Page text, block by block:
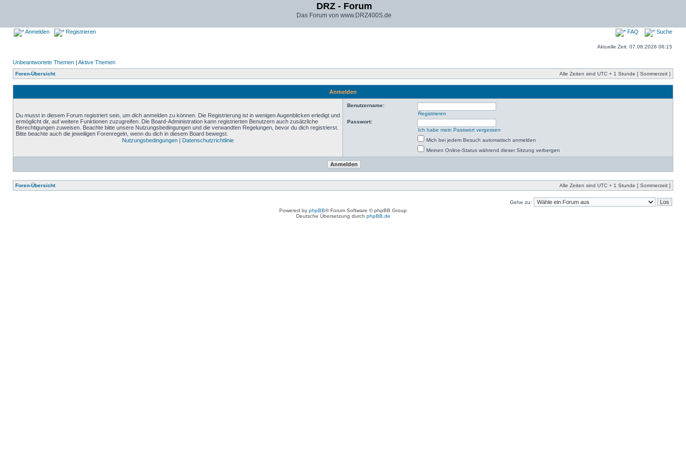
DRZ - Forum
Das Forum von www.DRZ400S.de
Anmelden Registrieren FAQ Suche
Aktuelle Zeit: 07.08.2026 06:15
Unbeantwortete Themen | Aktive Themen
Foren-Übersicht Alle Zeiten sind UTC + 1 Stunde [ Sommerzeit ]
Anmelden
Du musst in diesem Forum registriert sein, um dich anmelden zu können. Die Registrierung ist in wenigen Augenblicken erledigt und
ermöglicht dir, auf weitere Funktionen zuzugreifen. Die Board-Administration kann registrierten Benutzern auch zusätzliche
Berechtigungen zuweisen. Beachte bitte unsere Nutzungsbedingungen und die verwandten Regelungen, bevor du dich registrierst.
Bitte beachte auch die jeweiligen Forenregeln, wenn du dich in diesem Board bewegst.
Nutzungsbedingungen | Datenschutzrichtlinie
Benutzername:
Registrieren
Passwort:
Ich habe mein Passwort vergessen
Mich bei jedem Besuch automatisch anmelden
Meinen Online-Status während dieser Sitzung verbergen
Foren-Übersicht Alle Zeiten sind UTC + 1 Stunde [ Sommerzeit ]
Gehe zu:
Powered by phpBB® Forum Software © phpBB Group
Deutsche Übersetzung durch phpBB.de